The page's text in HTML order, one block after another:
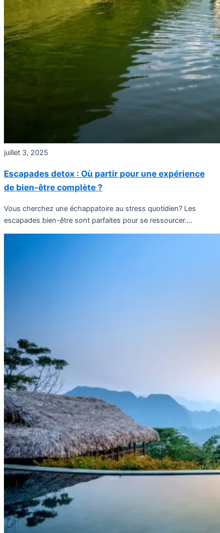
juillet 3, 2025
Escapades detox : Où partir pour une expérience
de bien-être complète ?
Vous cherchez une échappatoire au stress quotidien? Les
escapades bien-être sont parfaites pour se ressourcer....